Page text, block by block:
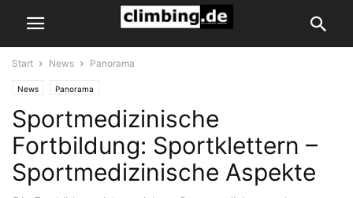
Start News Panorama
News Panorama
Sportmedizinische
Fortbildung: Sportklettern –
Sportmedizinische Aspekte